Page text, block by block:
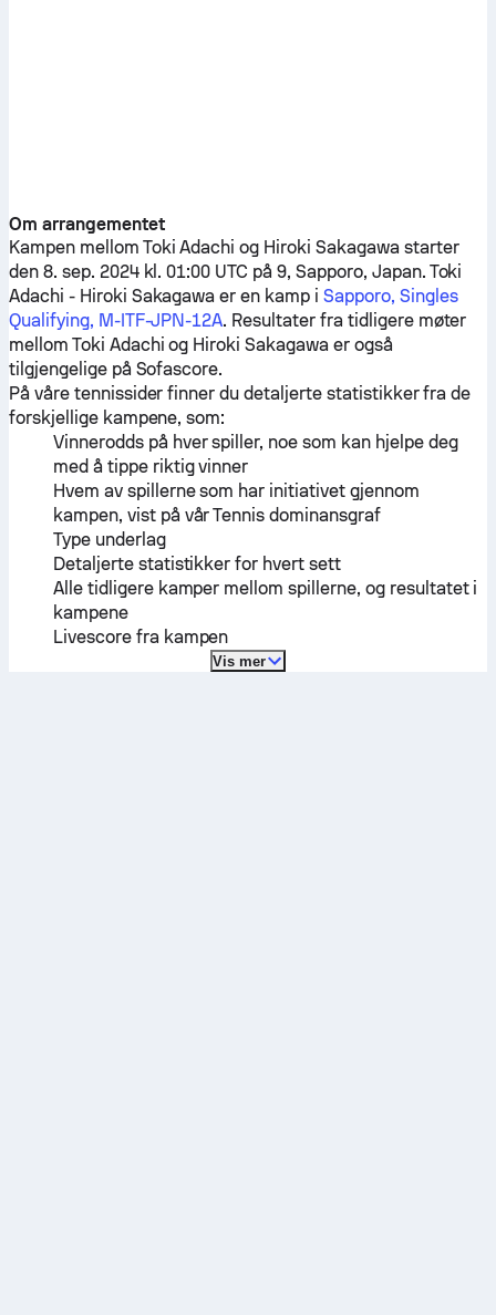
Om arrangementet
Kampen mellom Toki Adachi og Hiroki Sakagawa starter
den 8. sep. 2024 kl. 01:00 UTC på 9, Sapporo, Japan. Toki
Adachi - Hiroki Sakagawa er en kamp i Sapporo, Singles
Qualifying, M-ITF-JPN-12A. Resultater fra tidligere møter
mellom Toki Adachi og Hiroki Sakagawa er også
tilgjengelige på Sofascore.
På våre tennissider finner du detaljerte statistikker fra de
forskjellige kampene, som:
Vinnerodds på hver spiller, noe som kan hjelpe deg
med å tippe riktig vinner
Hvem av spillerne som har initiativet gjennom
kampen, vist på vår Tennis dominansgraf
Type underlag
Detaljerte statistikker for hvert sett
Alle tidligere kamper mellom spillerne, og resultatet i
kampene
Livescore fra kampen
Vis mer